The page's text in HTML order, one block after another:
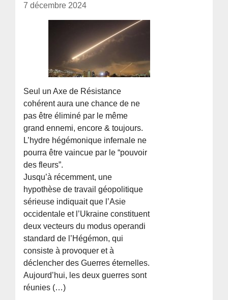
7 décembre 2024
Seul un Axe de Résistance
cohérent aura une chance de ne
pas être éliminé par le même
grand ennemi, encore & toujours.
L’hydre hégémonique infernale ne
pourra être vaincue par le “pouvoir
des fleurs”.
Jusqu’à récemment, une
hypothèse de travail géopolitique
sérieuse indiquait que l’Asie
occidentale et l’Ukraine constituent
deux vecteurs du modus operandi
standard de l’Hégémon, qui
consiste à provoquer et à
déclencher des Guerres éternelles.
Aujourd’hui, les deux guerres sont
réunies (…)